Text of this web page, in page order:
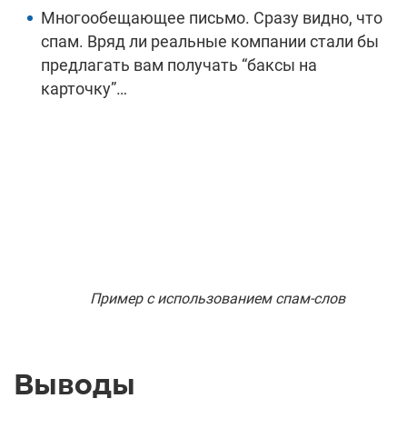
Многообещающее письмо. Сразу видно, что
спам. Вряд ли реальные компании стали бы
предлагать вам получать “баксы на
карточку”…
Пример с использованием спам-слов
Выводы